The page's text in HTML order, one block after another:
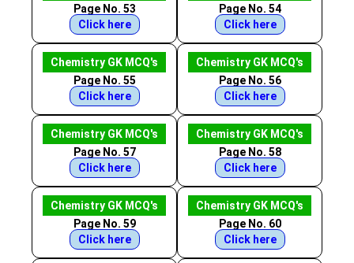
Page No. 53
Click here
Page No. 54
Click here
Chemistry GK MCQ's
Page No. 55
Click here
Chemistry GK MCQ's
Page No. 56
Click here
Chemistry GK MCQ's
Page No. 57
Click here
Chemistry GK MCQ's
Page No. 58
Click here
Chemistry GK MCQ's
Page No. 59
Click here
Chemistry GK MCQ's
Page No. 60
Click here